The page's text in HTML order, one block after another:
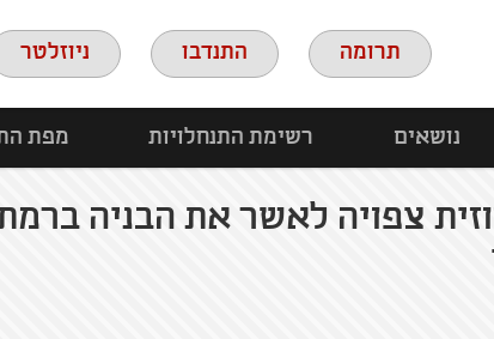
תרומה התנדבו ניוזלטר
נושאים רשימת התנחלויות מפת
צפויה לאשר את הבניה